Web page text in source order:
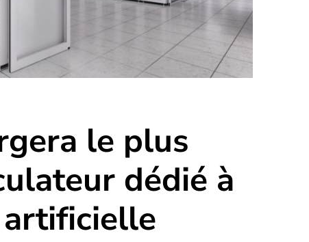
le plus
dédié à
artificielle